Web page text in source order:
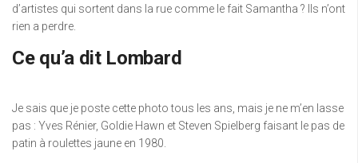
d’artistes qui sortent dans la rue comme le fait Samantha ? Ils n’ont
rien a perdre.
Ce qu’a dit Lombard
Je sais que je poste cette photo tous les ans, mais je ne m’en lasse
pas : Yves Rénier, Goldie Hawn et Steven Spielberg faisant le pas de
patin à roulettes jaune en 1980.